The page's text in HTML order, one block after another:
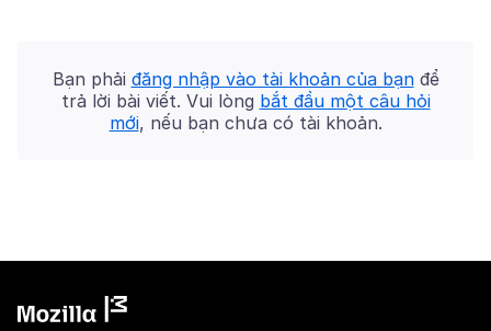
Bạn phải đăng nhập vào tài khoản của bạnđể
trả lời bài viết. Vui lòng bắt đầu một câu hỏi
mới, nếu bạn chưa có tài khoản.